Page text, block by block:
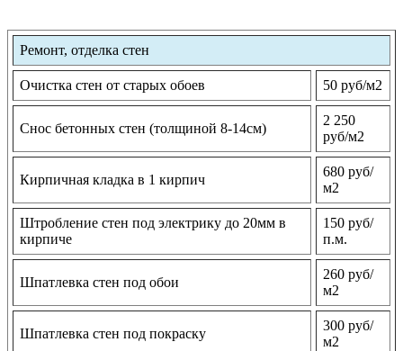
Ремонт, отделка стен
Очистка стен от старых обоев 50 руб/м2
Снос бетонных стен (толщиной 8-14см)
2 250
руб/м2
Кирпичная кладка в 1 кирпич
680 руб/
м2
Штробление стен под электрику до 20мм в
кирпиче
150 руб/
п.м.
Шпатлевка стен под обои
260 руб/
м2
Шпатлевка стен под покраску
300 руб/
м2